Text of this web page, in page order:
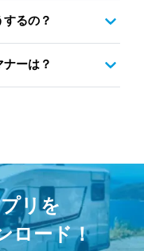
るの？
ーは？
リを
ロード！